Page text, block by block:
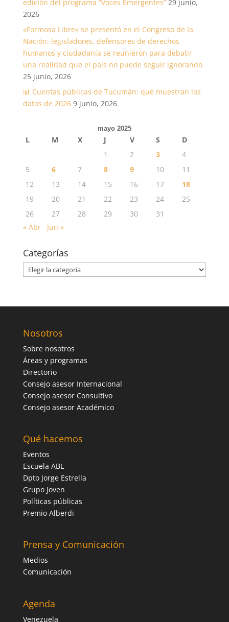
edición del programa “Voces Emergentes” 29 junio,
2026
«Formosa Libre» se presentó en el Congreso de la
Nación: legisladores, defensores de derechos
humanos y ciudadanía se reunieron para debatir
una realidad que el país no puede seguir ignorando
25 junio, 2026
📊 Cuentas públicas de Tucumán: qué muestran los
datos de 2026 9 junio, 2026
mayo 2025
L M X J V S
D
1
2 3
4
5
6 7 8 9 10
11
12
13 14 15 16 17
18
19
20 21 22 23 24
25
26
27 28 29 30
31
« Abr
Jun »
Categorías
Categorías
Nosotros
Sobre nosotros
Áreas y programas
Directorio
Consejo asesor Internacional
Consejo asesor Consultivo
Consejo asesor Académico
Qué hacemos
Eventos
Escuela ABL
Dpto Jorge Estrella
Grupo Joven
Políticas públicas
Premio Alberdi
Prensa y Comunicación
Medios
Comunicación
Agenda
Venezuela